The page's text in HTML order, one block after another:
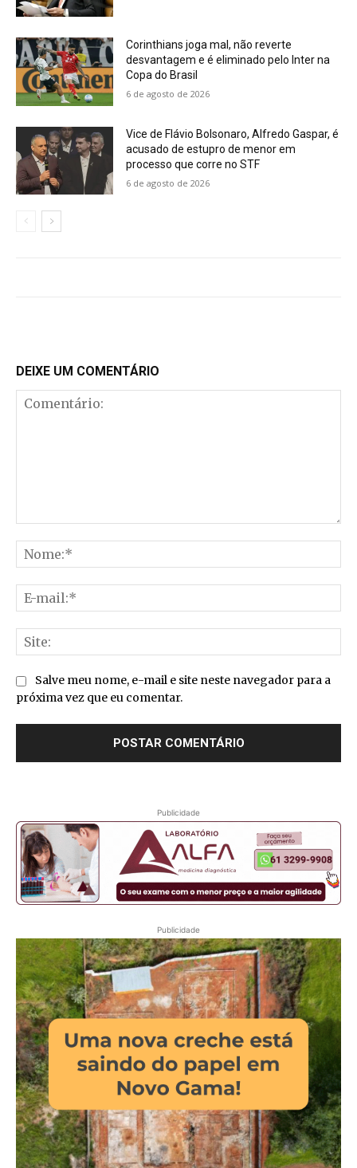
Corinthians joga mal, não reverte
desvantagem e é eliminado pelo Inter na
Copa do Brasil
6 de agosto de 2026
Vice de Flávio Bolsonaro, Alfredo Gaspar, é
acusado de estupro de menor em
processo que corre no STF
6 de agosto de 2026
DEIXE UM COMENTÁRIO
Salve meu nome, e-mail e site neste navegador para a
próxima vez que eu comentar.
Publicidade
Publicidade